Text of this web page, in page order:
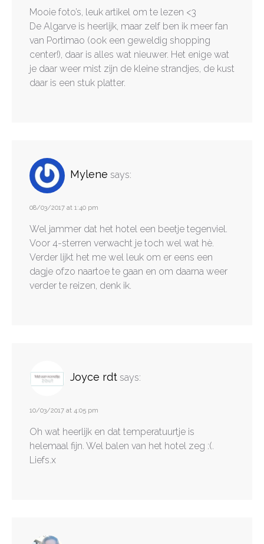
Mooie foto’s, leuk artikel om te lezen <3
De Algarve is heerlijk, maar zelf ben ik meer fan
van Portimao (ook een geweldig shopping
center!), daar is alles wat nieuwer. Het enige wat
je daar weer mist zijn de kleine strandjes, de kust
daar is een stuk platter.
Mylene says:
08/03/2017 at 1:40 pm
Wel jammer dat het hotel een beetje tegenviel.
Voor 4-sterren verwacht je toch wel wat hè.
Verder lijkt het me wel leuk om er eens een
dagje ofzo naartoe te gaan en om daarna weer
verder te reizen, denk ik.
Joyce rdt says:
10/03/2017 at 4:05 pm
Oh wat heerlijk en dat temperatuurtje is
helemaal fijn. Wel balen van het hotel zeg :(.
Liefs.x